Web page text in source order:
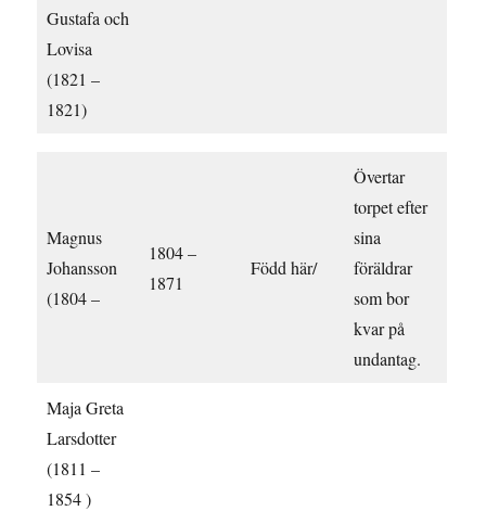
Gustafa och
Lovisa
(1821 –
1821)
Magnus
Johansson
(1804 –
1804 –
1871
Född här/
Övertar
torpet efter
sina
föräldrar
som bor
kvar på
undantag.
Maja Greta
Larsdotter
(1811 –
1854 )